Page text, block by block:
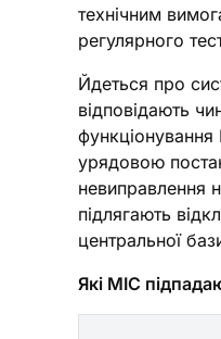
технічним
регулярного
Йдеться про
відповідають
урядовою
невиправлення
підлягають
центральної
Які МІС